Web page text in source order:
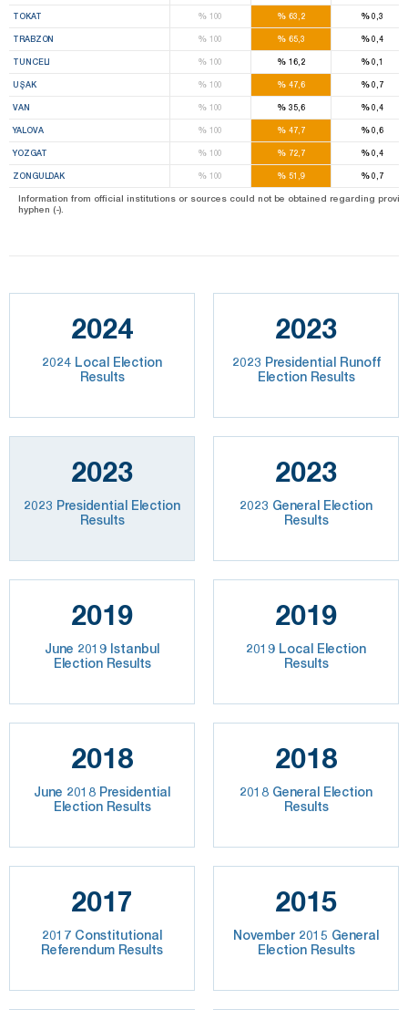
TOKAT %100 % 63,2 %0,3
TRABZON %100 % 65,3 %0,4
TUNCELI %100 % 16,2 %0,1
UŞAK %100 % 47,6 %0,7
VAN %100 % 35,6 %0,4
YALOVA %100 % 47,7 %0,6
YOZGAT %100 % 72,7 %0,4
ZONGULDAK %100 % 51,9 %0,7
Information from official institutions or sources could not be obtained regarding
hyphen (-).
2024
2024 Local Election
Results
2023
2023 Presidential Runoff
Election Results
2023
2023 Presidential Election
Results
2023
2023 General Election
Results
2019
June 2019 Istanbul
Election Results
2019
2019 Local Election
Results
2018
June 2018 Presidential
Election Results
2018
2018 General Election
Results
2017
2017 Constitutional
Referendum Results
2015
November 2015 General
Election Results